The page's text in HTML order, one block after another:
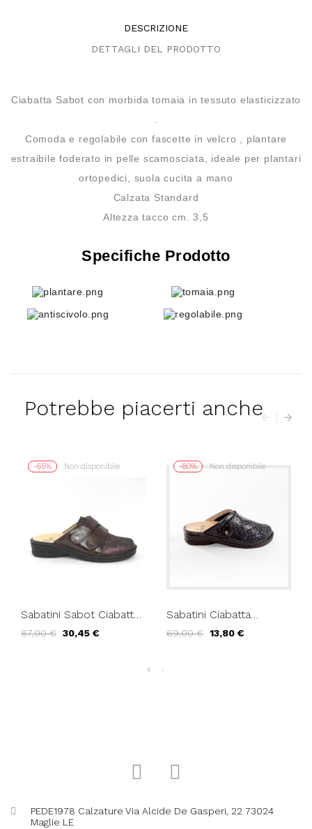
DESCRIZIONE
DETTAGLI DEL PRODOTTO
Ciabatta Sabot con morbida tomaia in tessuto elasticizzato
Comoda e regolabile con fascette in velcro , plantare
estraibile foderato in pelle scamosciata, ideale per plantari
ortopedici, suola cucita a mano
Calzata Standard
Altezza tacco cm. 3,5
Specifiche Prodotto
Potrebbe piacerti anche
-65% Non disponibile
Sabatini Sabot Ciabatta
Velcro Elastic Bordeaux
87,00 € 30,45 €
-80% Non disponibile
Sabatini Ciabatta
Velcro Tessuto Elastic
69,00 € 13,80 €
PEDE1978 Calzature Via Alcide De Gasperi, 22 73024
Maglie LE